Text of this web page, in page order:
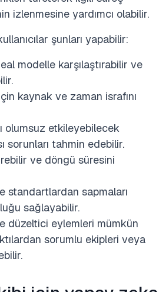
izlenmesine yardımcı olabilir.
şunları yapabilir:
modelle karşılaştırabilir ve
kaynak ve zaman israfını
olumsuz etkileyebilecek
sorunları tahmin edebilir.
ve döngü süresini
standartlardan sapmaları
sağlayabilir.
düzeltici eylemleri mümkün
sorumlu ekipleri veya